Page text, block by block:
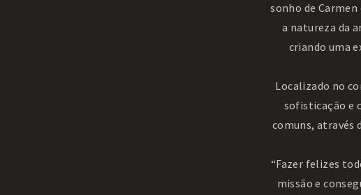
sonho de
a natureza da
criando uma
Localizado no
sofisticação e
comuns, através
“Fazer felizes
missão e